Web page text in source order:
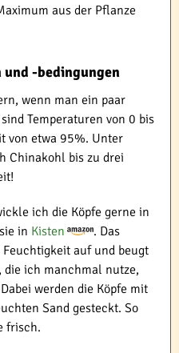
aus der Pflanze
-bedingungen
wenn man ein paar
Temperaturen von 0 bis
von etwa 95%. Unter
Chinakohl bis zu drei
ich die Köpfe gerne in
in Kisten
. Das
auf und beugt
die ich manchmal nutze,
werden die Köpfe mit
Sand gesteckt. So
frisch.